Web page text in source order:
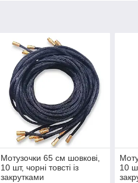
Мотузочки 65 см шовкові,
10 шт, чорні товсті із
закрутками
10